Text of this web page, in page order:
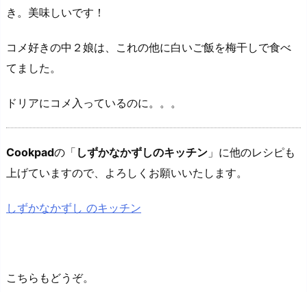
き。美味しいです！
コメ好きの中２娘は、これの他に白いご飯を梅干しで食べ
てました。
ドリアにコメ入っているのに。。。
Cookpadの「 しずかなかずしのキッチン 」に他のレシピも
上げていますので、よろしくお願いいたします。
しずかなかずし のキッチン
こちらもどうぞ。